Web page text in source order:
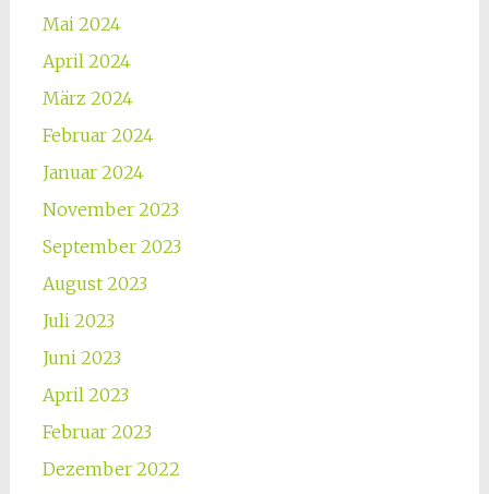
Mai 2024
April 2024
März 2024
Februar 2024
Januar 2024
November 2023
September 2023
August 2023
Juli 2023
Juni 2023
April 2023
Februar 2023
Dezember 2022